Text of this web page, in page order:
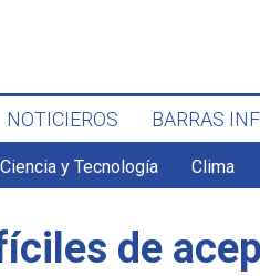
NOTICIEROS BARRAS
Ciencia y Tecnología Clima
de